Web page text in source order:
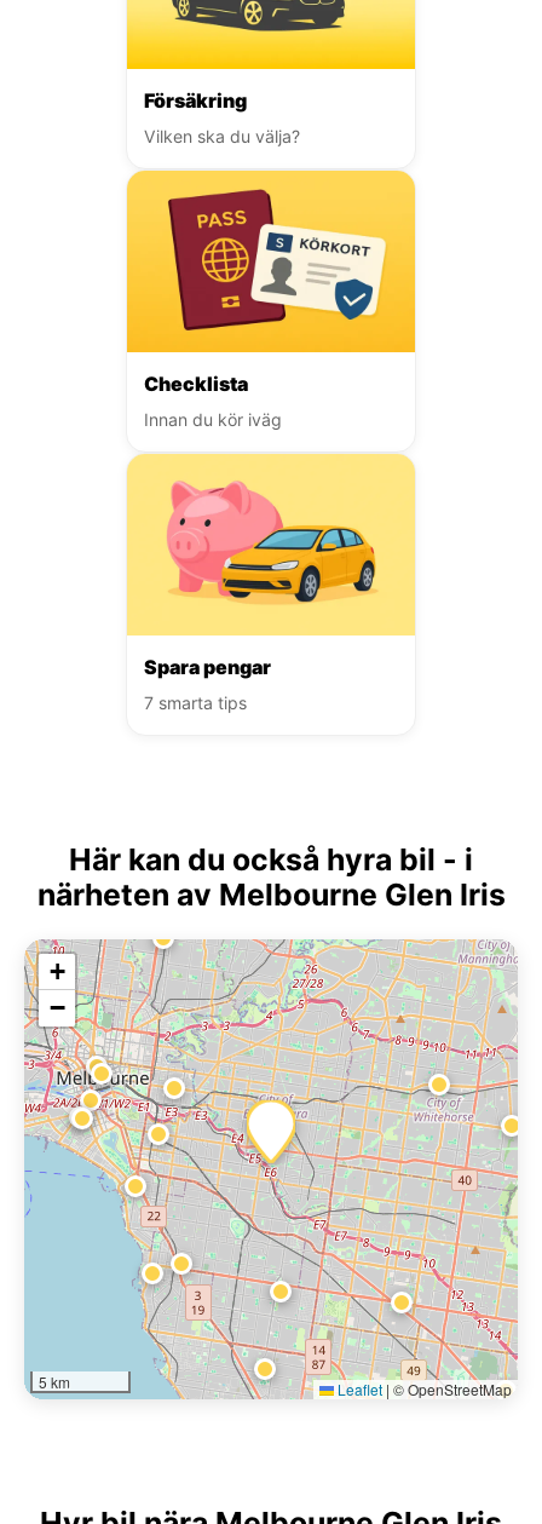
Försäkring
Vilken ska du välja?
Checklista
Innan du kör iväg
Spara pengar
7 smarta tips
Här kan du också hyra bil - i
närheten av Melbourne Glen Iris
+
−
5 km Leaflet | © OpenStreetMap